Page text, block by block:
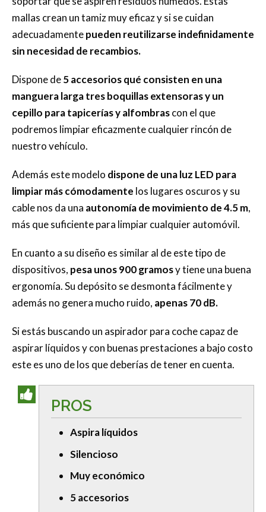
mallas crean un tamiz muy eficaz y si se cuidan
adecuadamentepueden reutilizarse indefinidamente
sin necesidad de recambios.
Dispone de5 accesorios qué consisten en una
manguera larga tres boquillas extensoras y un
cepillo para tapicerías y alfombrascon el que
podremos limpiar eficazmente cualquier rincón de
nuestro vehículo.
Además este modelo dispone de una luz LED para
limpiar más cómodamente los lugares oscuros y su
cable nos da una autonomía de movimiento de 4.5 m,
más que suficiente para limpiar cualquier automóvil.
En cuanto a su diseño es similar al de este tipo de
dispositivos, pesa unos 900 gramosy tiene una buena
ergonomía. Su depósito se desmonta fácilmente y
además no genera mucho ruido, apenas 70 dB.
Si estás buscando un aspirador para coche capaz de
aspirar líquidos y con buenas prestaciones a bajo costo
este es uno de los que deberías de tener en cuenta.
PROS
Aspira líquidos
Silencioso
Muy económico
5 accesorios